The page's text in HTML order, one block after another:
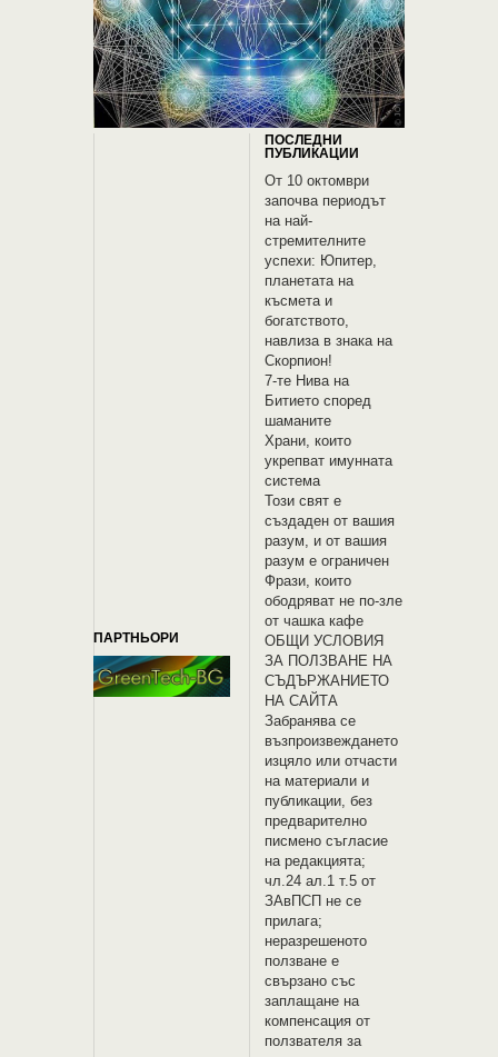
ПОСЛЕДНИ
ПУБЛИКАЦИИ
От 10 октомври
започва периодът
на най-
стремителните
успехи: Юпитер,
планетата на
късмета и
богатството,
навлиза в знака на
Скорпион!
7-те Нива на
Битието според
шаманите
Храни, които
укрепват имунната
система
Този свят е
създаден от вашия
разум, и от вашия
разум е ограничен
Фрази, които
ободряват не по-зле
от чашка кафе
ПАРТНЬОРИ
OБЩИ УСЛОВИЯ
ЗА ПОЛЗВАНЕ НА
СЪДЪРЖАНИЕТО
НА САЙТА
Забранява се
възпроизвеждането
изцяло или отчасти
на материали и
публикации, без
предварително
писмено съгласие
на редакцията;
чл.24 ал.1 т.5 от
ЗАвПСП не се
прилага;
неразрешеното
ползване е
свързано със
заплащане на
компенсация от
ползвателя за